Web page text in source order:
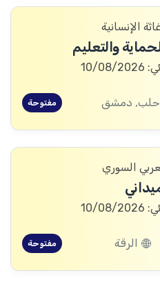
الإنسانية
والتعليم
حلب, دمشق مفتوحة
السوري
الرقة مفتوحة